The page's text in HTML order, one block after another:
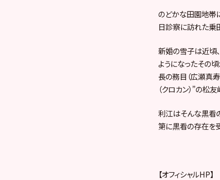
のどかな田園地帯
日診察に訪れた乗
新婚の雪子は近頃
ようになったその
長の務目（広瀬真
（クロカン）”の松
利江はそんな黒看
第に黒看の存在を
【オ